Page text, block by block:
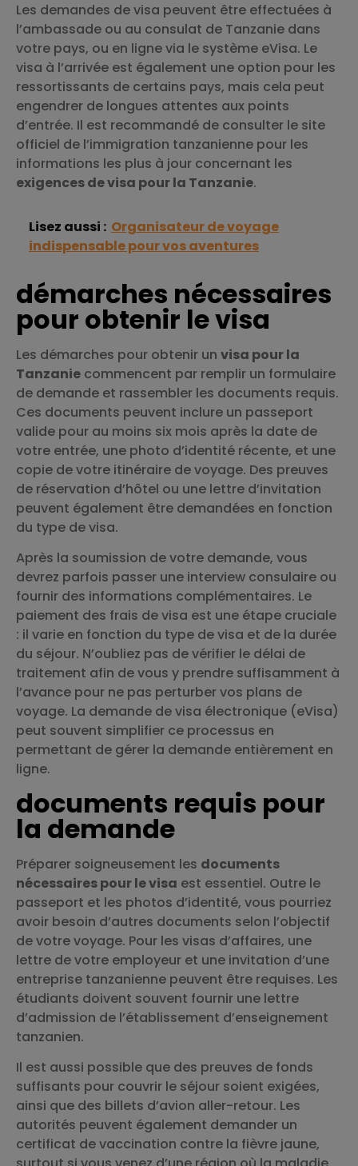
Les demandes de visa peuvent être effectuées à
l’ambassade ou au consulat de Tanzanie dans
votre pays, ou en ligne via le système eVisa. Le
visa à l’arrivée est également une option pour les
ressortissants de certains pays, mais cela peut
engendrer de longues attentes aux points
d’entrée. Il est recommandé de consulter le site
officiel de l’immigration tanzanienne pour les
informations les plus à jour concernant les
exigences de visa pour la Tanzanie.
Lisez aussi : Organisateur de voyage
indispensable pour vos aventures
démarches nécessaires
pour obtenir le visa
Les démarches pour obtenir un visa pour la
Tanzanie commencent par remplir un formulaire
de demande et rassembler les documents requis.
Ces documents peuvent inclure un passeport
valide pour au moins six mois après la date de
votre entrée, une photo d’identité récente, et une
copie de votre itinéraire de voyage. Des preuves
de réservation d’hôtel ou une lettre d’invitation
peuvent également être demandées en fonction
du type de visa.
Après la soumission de votre demande, vous
devrez parfois passer une interview consulaire ou
fournir des informations complémentaires. Le
paiement des frais de visa est une étape cruciale
: il varie en fonction du type de visa et de la durée
du séjour. N’oubliez pas de vérifier le délai de
traitement afin de vous y prendre suffisamment à
l’avance pour ne pas perturber vos plans de
voyage. La demande de visa électronique (eVisa)
peut souvent simplifier ce processus en
permettant de gérer la demande entièrement en
ligne.
documents requis pour
la demande
Préparer soigneusement les documents
nécessaires pour le visa est essentiel. Outre le
passeport et les photos d’identité, vous pourriez
avoir besoin d’autres documents selon l’objectif
de votre voyage. Pour les visas d’affaires, une
lettre de votre employeur et une invitation d’une
entreprise tanzanienne peuvent être requises. Les
étudiants doivent souvent fournir une lettre
d’admission de l’établissement d’enseignement
tanzanien.
Il est aussi possible que des preuves de fonds
suffisants pour couvrir le séjour soient exigées,
ainsi que des billets d’avion aller-retour. Les
autorités peuvent également demander un
certificat de vaccination contre la fièvre jaune,